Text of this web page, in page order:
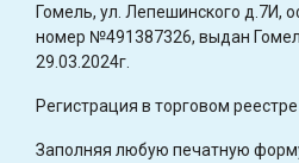
Гомель, ул. Лепешинского д.7И,
номер №491387326, выдан
29.03.2024г.
Регистрация в торговом
Заполняя любую печатную